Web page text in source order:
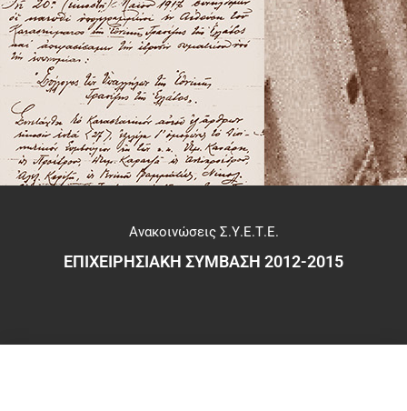
Ανακοινώσεις Σ.Υ.Ε.Τ.Ε.
ΕΠΙΧΕΙΡΗΣΙΑΚΗ ΣΥΜΒΑΣΗ 2012-2015